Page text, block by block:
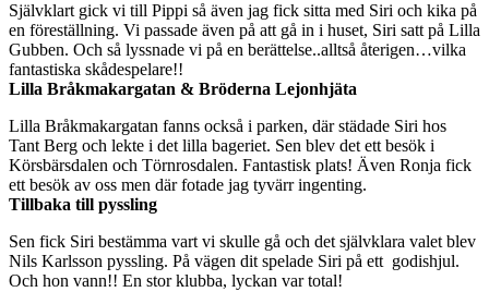
Självklart gick vi till Pippi så även jag fick sitta med Siri och kika på
en föreställning. Vi passade även på att gå in i huset, Siri satt på Lilla
Gubben. Och så lyssnade vi på en berättelse..alltså återigen…vilka
fantastiska skådespelare!!
Lilla Bråkmakargatan & Bröderna Lejonhjäta
Lilla Bråkmakargatan fanns också i parken, där städade Siri hos
Tant Berg och lekte i det lilla bageriet. Sen blev det ett besök i
Körsbärsdalen och Törnrosdalen. Fantastisk plats! Även Ronja fick
ett besök av oss men där fotade jag tyvärr ingenting.
Tillbaka till pyssling
Sen fick Siri bestämma vart vi skulle gå och det självklara valet blev
Nils Karlsson pyssling. På vägen dit spelade Siri på ett godishjul.
Och hon vann!! En stor klubba, lyckan var total!